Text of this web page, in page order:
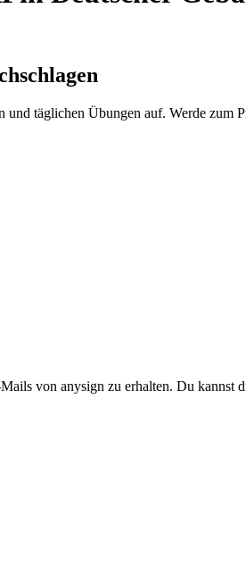
und täglichen Übungen auf. Werde zum
von anysign zu erhalten. Du kannst